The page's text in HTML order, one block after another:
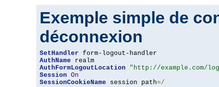
Exemple simple de
déconnexion
SetHandler
AuthName
AuthFormLogoutLocation
"http://example.com/
Session On
SessionCookieName session path=/